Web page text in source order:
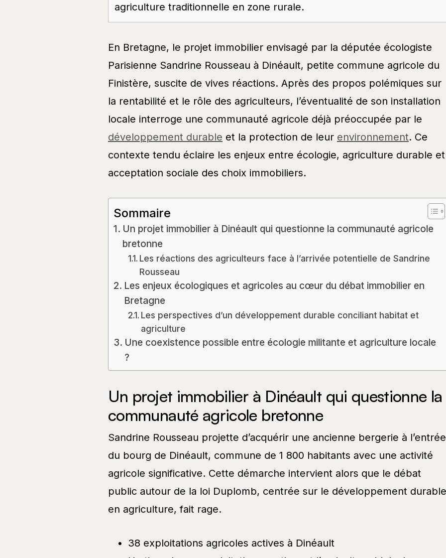
agriculture traditionnelle en zone rurale.
En Bretagne, le projet immobilier envisagé par la députée écologiste
Parisienne Sandrine Rousseau à Dinéault, petite commune agricole du
Finistère, suscite de vives réactions. Après des propos polémiques sur
la rentabilité et le rôle des agriculteurs, l’éventualité de son installation
locale interroge une communauté agricole déjà préoccupée par le
développement durable et la protection de leur environnement. Ce
contexte tendu éclaire les enjeux entre écologie, agriculture durable et
acceptation sociale des choix immobiliers.
Sommaire
Un projet immobilier à Dinéault qui questionne la communauté agricole
bretonne
Les réactions des agriculteurs face à l’arrivée potentielle de Sandrine
Rousseau
Les enjeux écologiques et agricoles au cœur du débat immobilier en
Bretagne
Les perspectives d’un développement durable conciliant habitat et
agriculture
Une coexistence possible entre écologie militante et agriculture locale
?
Un projet immobilier à Dinéault qui questionne la
communauté agricole bretonne
Sandrine Rousseau projette d’acquérir une ancienne bergerie à l’entrée
du bourg de Dinéault, commune de 1 800 habitants avec une activité
agricole significative. Cette démarche intervient alors que le débat
public autour de la loi Duplomb, centrée sur le développement durable
en agriculture, fait rage.
38 exploitations agricoles actives à Dinéault